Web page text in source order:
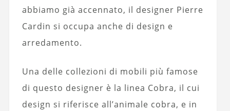
abbiamo già accennato, il designer Pierre
Cardin si occupa anche di design e
arredamento.
Una delle collezioni di mobili più famose
di questo designer è la linea Cobra, il cui
design si riferisce all’animale cobra, e in